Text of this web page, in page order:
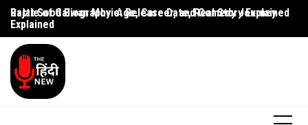
Rajat Sood Biography: Age, Career, and Comedy Journey
Explained
Battle of Galwan Movie: Release Date, Real Story Explained